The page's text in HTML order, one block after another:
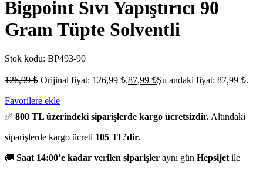
Bigpoint Sıvı Yapıştırıcı 90
Gram Tüpte Solventli
Stok kodu: BP493-90
126,99₺ Orijinal fiyat: 126,99 ₺.87,99 ₺Şu andaki fiyat: 87,99 ₺.
Favorilere ekle
✅ 800 TL üzerindeki siparişlerde kargo ücretsizdir. Altındaki
siparişlerde kargo ücreti 105 TL’dir.
🚚 Saat 14:00’e kadar verilen siparişler aynı gün Hepsijet ile